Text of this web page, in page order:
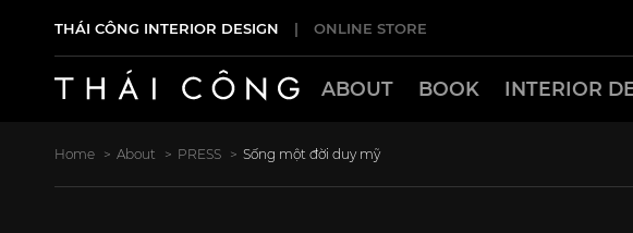
THÁI CÔNG INTERIOR DESIGN | ONLINE STORE
ABOUT BOOK INTERIOR
Home About PRESS Sống một đời duy mỹ